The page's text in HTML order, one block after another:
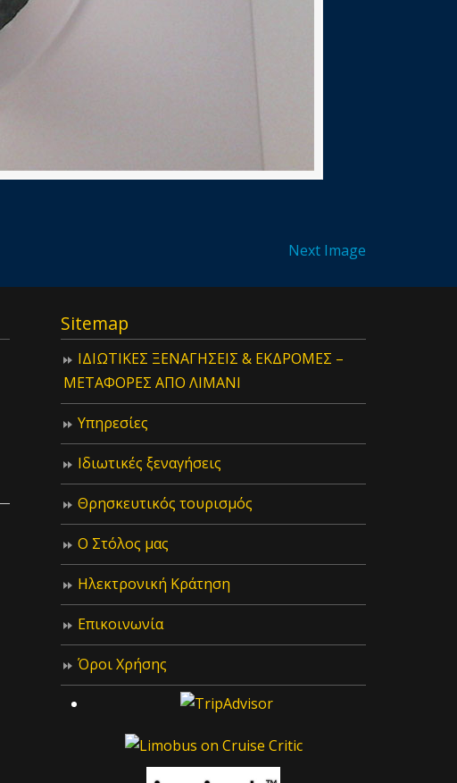
Next Image
Sitemap
ΙΔIΩΤΙΚΕΣ ΞΕΝΑΓΗΣΕΙΣ & ΕΚΔΡΟΜΕΣ –
ΜΕΤΑΦΟΡΕΣ ΑΠΟ ΛΙΜΑΝΙ
Υπηρεσίες
Ιδιωτικές ξεναγήσεις
Θρησκευτικός τουρισμός
Ο Στόλος μας
Ηλεκτρονική Κράτηση
Επικοινωνία
Όροι Χρήσης